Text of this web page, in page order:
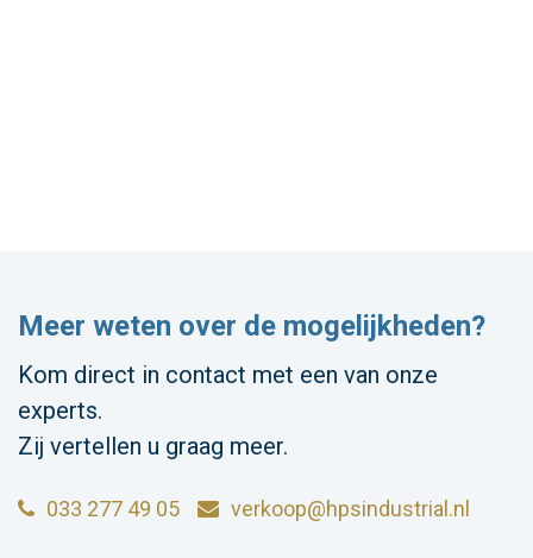
Meer weten over de mogelijkheden?
Kom direct in contact met een van onze
experts.
Zij vertellen u graag meer.
033 277 49 05 verkoop@hpsindustrial.nl